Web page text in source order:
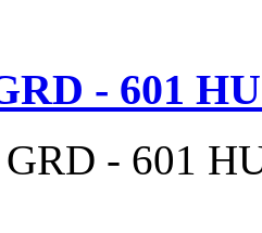
- 601
- 601